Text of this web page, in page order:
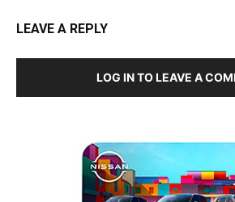
LEAVE A REPLY
LOG IN TO LEAVE A